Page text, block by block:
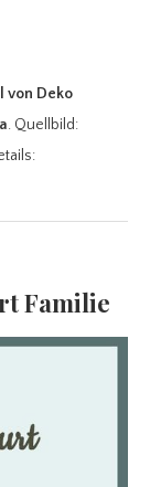
von Deko
. Quellbild:
Familie